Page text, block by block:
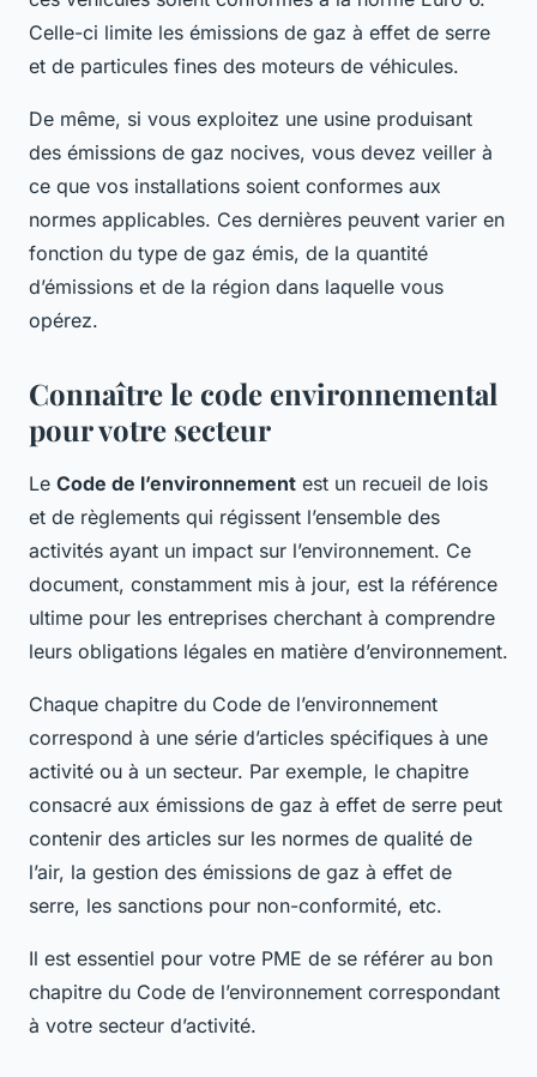
Celle-ci limite les émissions de gaz à effet de serre
et de particules fines des moteurs de véhicules.
De même, si vous exploitez une usine produisant
des émissions de gaz nocives, vous devez veiller à
ce que vos installations soient conformes aux
normes applicables. Ces dernières peuvent varier en
fonction du type de gaz émis, de la quantité
d’émissions et de la région dans laquelle vous
opérez.
Connaître le code environnemental
pour votre secteur
Le Code de l’environnement est un recueil de lois
et de règlements qui régissent l’ensemble des
activités ayant un impact sur l’environnement. Ce
document, constamment mis à jour, est la référence
ultime pour les entreprises cherchant à comprendre
leurs obligations légales en matière d’environnement.
Chaque chapitre du Code de l’environnement
correspond à une série d’articles spécifiques à une
activité ou à un secteur. Par exemple, le chapitre
consacré aux émissions de gaz à effet de serre peut
contenir des articles sur les normes de qualité de
l’air, la gestion des émissions de gaz à effet de
serre, les sanctions pour non-conformité, etc.
Il est essentiel pour votre PME de se référer au bon
chapitre du Code de l’environnement correspondant
à votre secteur d’activité.